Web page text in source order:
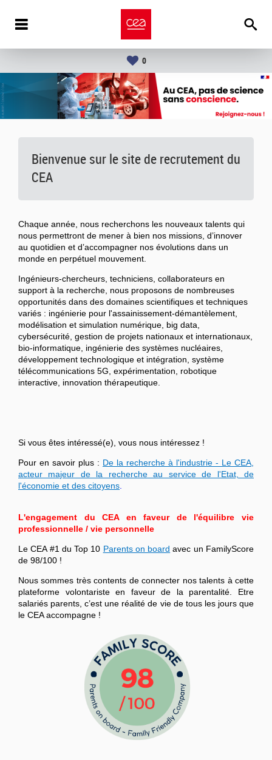
0
Bienvenue sur le site de recrutement du
CEA
Chaque année, nous recherchons les nouveaux talents qui
nous permettront de mener à bien nos missions, d’innover
au quotidien et d’accompagner nos évolutions dans un
monde en perpétuel mouvement.
Ingénieurs-chercheurs, techniciens, collaborateurs en
support à la recherche, nous proposons de nombreuses
opportunités dans des domaines scientifiques et techniques
variés : ingénierie pour l'assainissement-démantèlement,
modélisation et simulation numérique, big data,
cybersécurité, gestion de projets nationaux et internationaux,
bio-informatique, ingénierie des systèmes nucléaires,
développement technologique et intégration, système
télécommunications 5G, expérimentation, robotique
interactive, innovation thérapeutique.
Si vous êtes intéressé(e), vous nous intéressez !
Pour en savoir plus : De la recherche à l'industrie - Le CEA,
acteur majeur de la recherche au service de l'Etat, de
l'économie et des citoyens
L'engagement du CEA en faveur de l'équilibre vie
professionnelle / vie personnelle
Le CEA #1 du Top 10 Parents on board avec un FamilyScore
de 98/100 !
Nous sommes très contents de connecter nos talents à cette
plateforme volontariste en faveur de la parentalité. Etre
salariés parents, c’est une réalité de vie de tous les jours que
le CEA accompagne !